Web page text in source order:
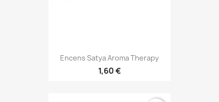
Encens Satya Aroma Therapy
1,60 €